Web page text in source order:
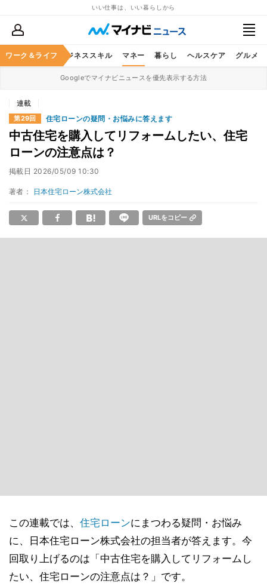
いい仕事は、いい暮らしから
ワーク＆ライフ
キャリア ビジネススキル マネー 暮らし ヘルスケア グルメ
Googleでマイナビニュースを優先表示する方法
連載
第29回 住宅ローンの疑問・お悩みに答えます
中古住宅を購入してリフォームしたい、住宅
ローンの注意点は？
掲載日 2026/05/09 10:30
著者： 日本住宅ローン株式会社
URLをコピー
この連載では、 住宅ローンにまつわる疑問・お悩み
に、日本住宅ローン株式会社の担当者が答えます。今
回取り上げるのは「中古住宅を購入してリフォームし
たい、住宅ローンの注意点は？」です。